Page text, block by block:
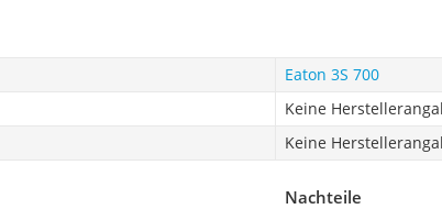
Eaton 3S 700
Keine
Keine
Nachteile